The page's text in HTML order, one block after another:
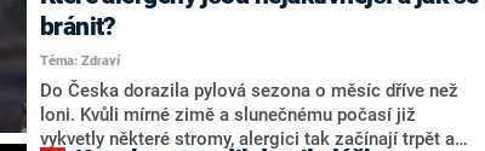
pomocníkem v boji s respiračním onemocněním –
mezi která patří různé druhy alergií, bronchitida, astma
nebo záněty dýchacích cest – však může být pro
některé překvapivě inhalace.
bránit?
Téma: Zdraví
Do Česka dorazila pylová sezona o měsíc dříve než
loni. Kvůli mírné zimě a slunečnému počasí již
vykvetly některé stromy, alergici tak začínají trpět a